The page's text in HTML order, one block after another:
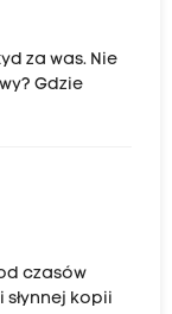
za was. Nie
Gdzie
czasów
kopii